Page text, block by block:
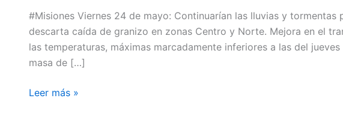
#Misiones Viernes 24 de mayo: Continuarían las lluvias y tormentas
descarta caída de granizo en zonas Centro y Norte. Mejora en el
las temperaturas, máximas marcadamente inferiores a las del
masa de […]
Leer más »